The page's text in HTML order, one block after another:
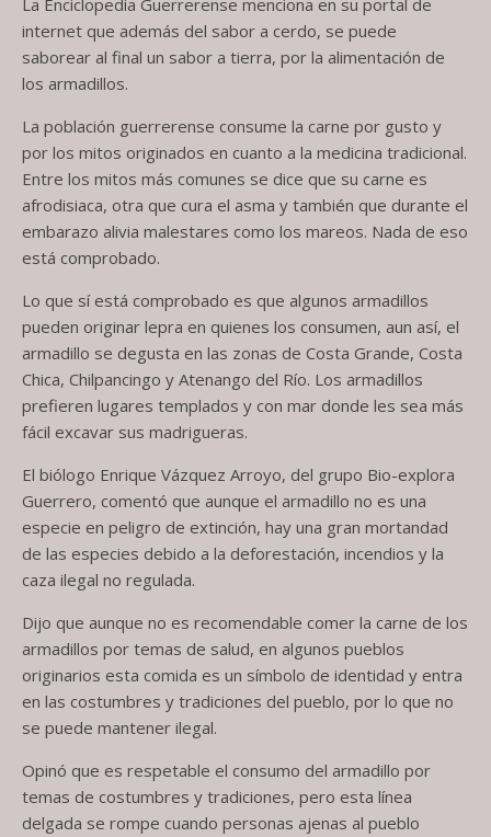
La Enciclopedia Guerrerense menciona en su portal de
internet que además del sabor a cerdo, se puede
saborear al final un sabor a tierra, por la alimentación de
los armadillos.
La población guerrerense consume la carne por gusto y
por los mitos originados en cuanto a la medicina tradicional.
Entre los mitos más comunes se dice que su carne es
afrodisiaca, otra que cura el asma y también que durante el
embarazo alivia malestares como los mareos. Nada de eso
está comprobado.
Lo que sí está comprobado es que algunos armadillos
pueden originar lepra en quienes los consumen, aun así, el
armadillo se degusta en las zonas de Costa Grande, Costa
Chica, Chilpancingo y Atenango del Río. Los armadillos
prefieren lugares templados y con mar donde les sea más
fácil excavar sus madrigueras.
El biólogo Enrique Vázquez Arroyo, del grupo Bio-explora
Guerrero, comentó que aunque el armadillo no es una
especie en peligro de extinción, hay una gran mortandad
de las especies debido a la deforestación, incendios y la
caza ilegal no regulada.
Dijo que aunque no es recomendable comer la carne de los
armadillos por temas de salud, en algunos pueblos
originarios esta comida es un símbolo de identidad y entra
en las costumbres y tradiciones del pueblo, por lo que no
se puede mantener ilegal.
Opinó que es respetable el consumo del armadillo por
temas de costumbres y tradiciones, pero esta línea
delgada se rompe cuando personas ajenas al pueblo